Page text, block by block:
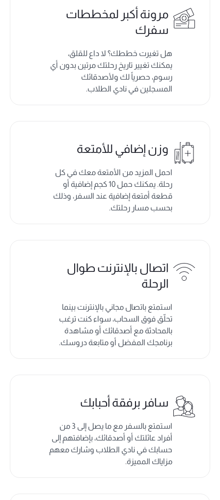
مرونة أكبر لمخططات
سفرك
هل تغيرت خططك؟ لا داع للقلق،
يمكنك تغيير تاريخ رحلتك مرتين بدون أي
رسوم، حصرياً لك ولأصدقائك
المسجلين في نادي الطلاب.
وزن إضافي للأمتعة
احمل المزيد من الأمتعة معك في كل
رحلة. يمكنك حمل 10 كجم إضافية أو
قطعة أمتعة إضافية عند السفر، وذلك
بحسب مسار رحلتك.
اتصال بالإنترنت طوال
الرحلة
استمتع باتصال مجاني بالإنترنت بينما
تحلّق فوق السحاب، سواء كنت ترغب
بالمحادثة مع أصدقائك أو مشاهدة
برنامجك المفضل أو متابعة دروسك.
سافر برفقة أحبابك
استمتع بالسفر مع ما يصل إلى 3 من
أفراد عائلتك أو أصدقائك، بإضافتهم إلى
حسابك في نادي الطلاب وشارك معهم
مزاياك المميزة.